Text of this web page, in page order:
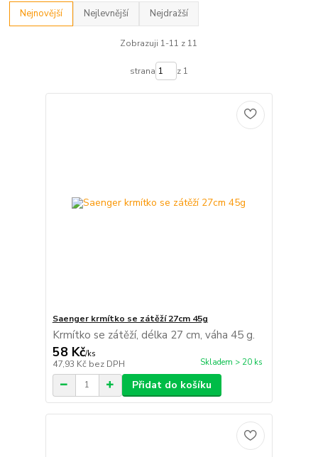
Nejnovější Nejlevnější Nejdražší
Zobrazuji 1-11 z 11
strana z 1
Saenger krmítko se zátěží 27cm 45g
Krmítko se zátěží, délka 27 cm, váha 45 g.
58 Kč/ks
47,93 Kč bez DPH Skladem > 20 ks
Přidat do košíku